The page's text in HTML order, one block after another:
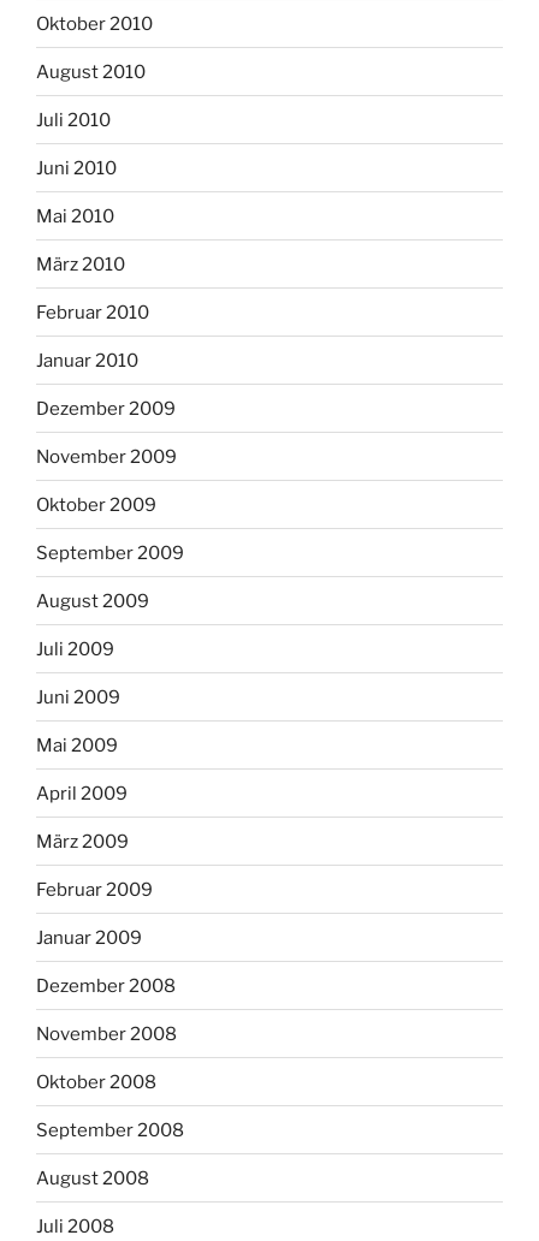
Oktober 2010
August 2010
Juli 2010
Juni 2010
Mai 2010
März 2010
Februar 2010
Januar 2010
Dezember 2009
November 2009
Oktober 2009
September 2009
August 2009
Juli 2009
Juni 2009
Mai 2009
April 2009
März 2009
Februar 2009
Januar 2009
Dezember 2008
November 2008
Oktober 2008
September 2008
August 2008
Juli 2008